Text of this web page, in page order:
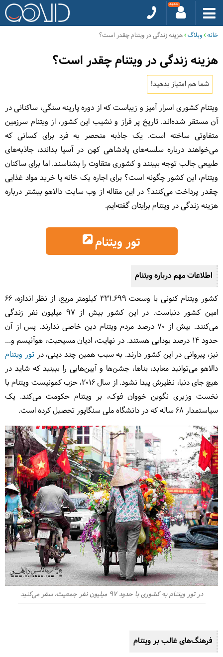
خانه وبلاگ هزینه زندگی در ویتنام چقدر است؟
هزینه زندگی در ویتنام چقدر است؟
شما هم امتیاز بدهید!
ویتنام کشوری اسرار آمیز و زیباست که از دوره پارینه سنگی، ساکنانی در
آن مستقر شده‌اند. تاریخ پر فراز و نشیب این کشور، از ویتنام سرزمین
متفاوتی ساخته است. یک جاذبه منحصر به فرد برای کسانی که
می‌خواهند درباره سلسه‌های پادشاهی کهن در آسیا بدانند، جاذبه‌های
طبیعی جالب توجه ببینند و کشوری متقاوت را بشناسند. اما برای ساکنان
ویتنام، این کشور چگونه است؟ برای اجاره یک خانه یا خرید مواد غذایی
چقدر پرداخت می‌کنند؟ در این مقاله از وب سایت دالاهو بیشتر درباره
هزینه زندگی در ویتنام برایتان گفته‌ایم.
تور ویتنام
اطلاعات مهم درباره ویتنام
کشور ویتنام کنونی با وسعت 331.699 کیلومتر مربع، از نظر اندازه، 66
امین کشور دنیاست. در این کشور بیش از 97 میلیون نفر زندگی
می‌کنند. بیش از 70 درصد مردم ویتنام دین خاصی ندارند. پس از آن
حدود 14 درصد بودایی هستند. در نهایت، ادیان مسیحیت، هوآئیسم و...
نیز، پیروانی در این کشور دارند. به سبب همین چند دینی، درتور ویتنام
دالاهو می‌توانید معابد، بناها، جشن‌ها و آیین‌هایی را ببینید که شاید در
هیچ جای دنیا، نظیرش پیدا نشود. از سال 2016، حزب کمونیست ویتنام با
نخست وزیری نگوین خووان فوک، بر ویتنام حکومت می‌کند. یک
سیاستمدار 68 ساله که در دانشگاه ملی سنگاپور تحصیل کرده است.
در تور ویتنام به کشوری با حدود 97 میلیون نفر جمعیت، سفر می‌کنید
فرهنگ‌های غالب بر ویتنام